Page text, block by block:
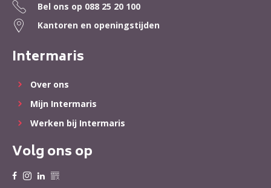
Bel ons op 088 25 20 100
Kantoren en openingstijden
Intermaris
Over ons
Mijn Intermaris
Werken bij Intermaris
Volg ons op